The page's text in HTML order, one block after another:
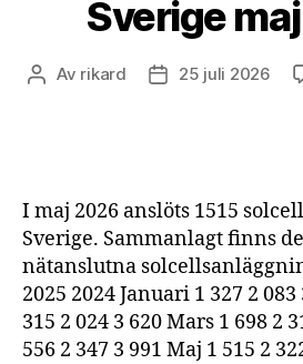
Sverige
Inläggsförfattare
Av rikard Inläggsdatum
25 juli 2026
I maj 2026 anslöts 1515
Sverige. Sammanlagt finns
nätanslutna
2025 2024 Januari 1 327 2
315 2 024 3 620 Mars 1 698 2
556 2 347 3 991 Maj 1 515 2